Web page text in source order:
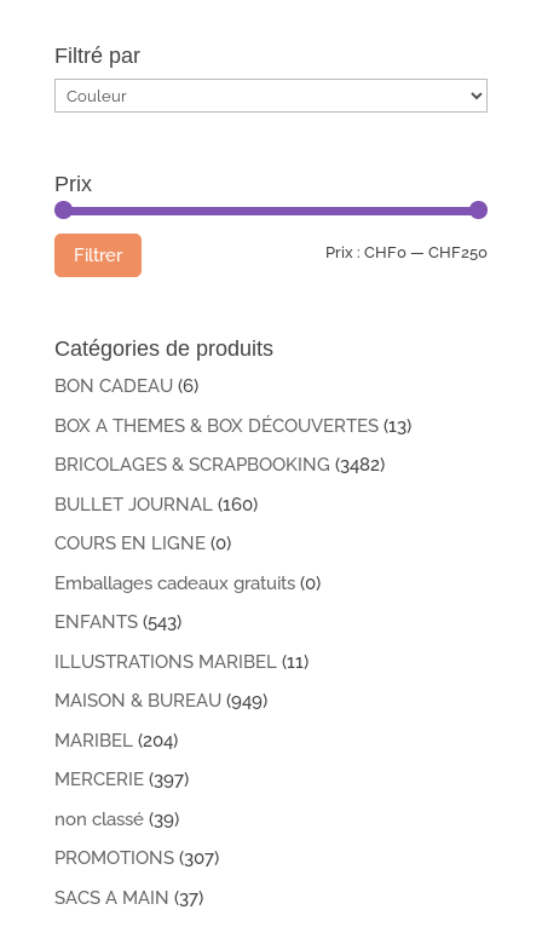
Filtré par
Prix
Prix
Prix
Filtrer Prix :CHF0 —CHF250
Catégories de produits
BON CADEAU (6)
BOX A THEMES & BOX DÉCOUVERTES (13)
BRICOLAGES & SCRAPBOOKING (3482)
BULLET JOURNAL (160)
COURS EN LIGNE (0)
Emballages cadeaux gratuits (0)
ENFANTS (543)
ILLUSTRATIONS MARIBEL (11)
MAISON & BUREAU (949)
MARIBEL (204)
MERCERIE (397)
non classé (39)
PROMOTIONS (307)
SACS A MAIN (37)